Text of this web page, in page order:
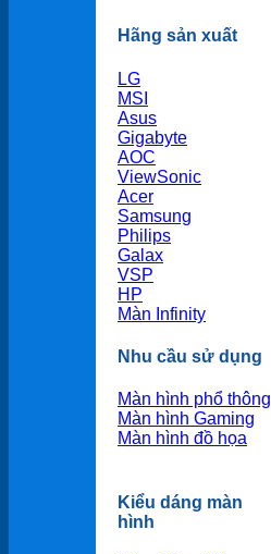
Hãng sản xuất
LG
MSI
Asus
Gigabyte
AOC
ViewSonic
Acer
Samsung
Philips
Galax
VSP
HP
Màn Infinity
Nhu cầu sử dụng
Màn hình phổ thông
Màn hình Gaming
Màn hình đồ họa
Kiểu dáng màn
hình